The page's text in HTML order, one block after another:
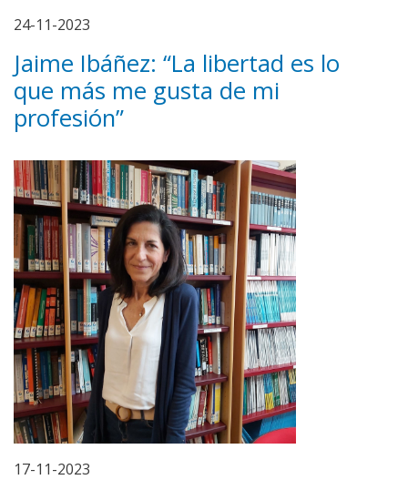
24-11-2023
Jaime Ibáñez: “La libertad es lo
que más me gusta de mi
profesión”
17-11-2023